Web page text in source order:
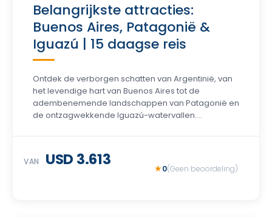
Belangrijkste attracties:
Buenos Aires, Patagonië &
Iguazú | 15 daagse reis
Ontdek de verborgen schatten van Argentinië, van
het levendige hart van Buenos Aires tot de
adembenemende landschappen van Patagonië en
de ontzagwekkende Iguazú-watervallen....
VAN USD 3.613 0(Geen beoordeling)